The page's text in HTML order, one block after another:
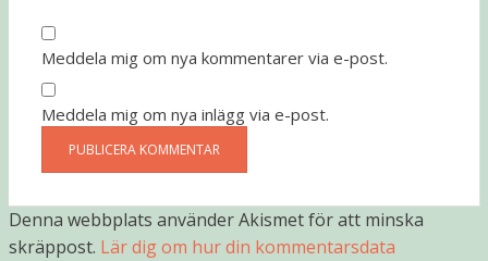
Meddela mig om nya kommentarer via e-post.
Meddela mig om nya inlägg via e-post.
Denna webbplats använder Akismet för att minska
skräppost. Lär dig om hur din kommentarsdata